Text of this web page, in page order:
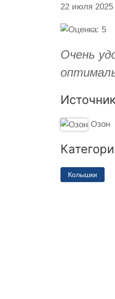
22 июля 2025
Очень
Источник
Озон
Колышки